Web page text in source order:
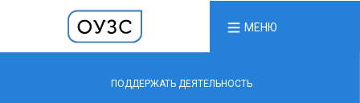
МЕНЮ
ПОДДЕРЖАТЬ ДЕЯТЕЛЬНОСТЬ